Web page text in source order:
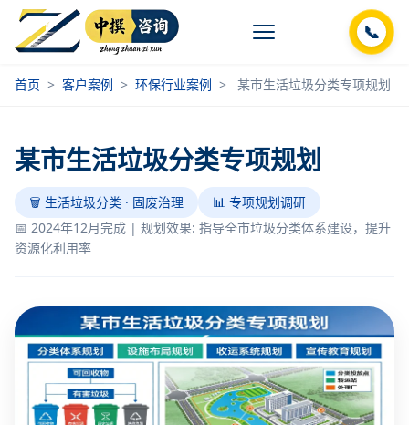
📞
首页 > 客户案例 > 环保行业案例 > 某市生活垃圾分类专项规划
某市生活垃圾分类专项规划
🗑️ 生活垃圾分类 · 固废治理
📊 专项规划调研
📅 2024年12月完成 | 规划效果: 指导全市垃圾分类体系建设，提升
资源化利用率